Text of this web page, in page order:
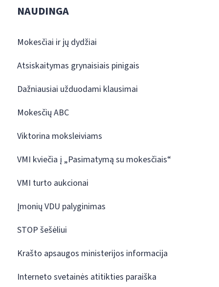
NAUDINGA
Mokesčiai ir jų dydžiai
Atsiskaitymas grynaisiais pinigais
Dažniausiai užduodami klausimai
Mokesčių ABC
Viktorina moksleiviams
VMI kviečia į „Pasimatymą su mokesčiais“
VMI turto aukcionai
Įmonių VDU palyginimas
STOP šešėliui
Krašto apsaugos ministerijos informacija
Interneto svetainės atitikties paraiška